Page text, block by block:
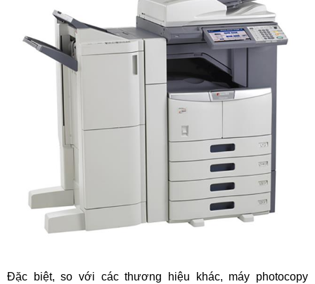
Đặc biệt, so với các thương hiệu khác, máy photocopy